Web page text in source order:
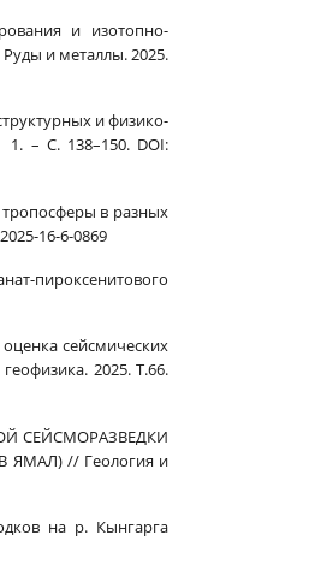
и изотопно-
и металлы. 2025.
и физико-
– С. 138–150. DOI:
в разных
16-6-0869
пироксенитового
сейсмических
2025. Т.66.
СЕЙСМОРАЗВЕДКИ
// Геология и
на р. Кынгарга